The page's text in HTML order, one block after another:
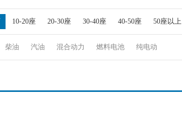
10-20座 20-30座 30-40座 40-50座 50座以上
柴油 汽油 混合动力 燃料电池 纯电动